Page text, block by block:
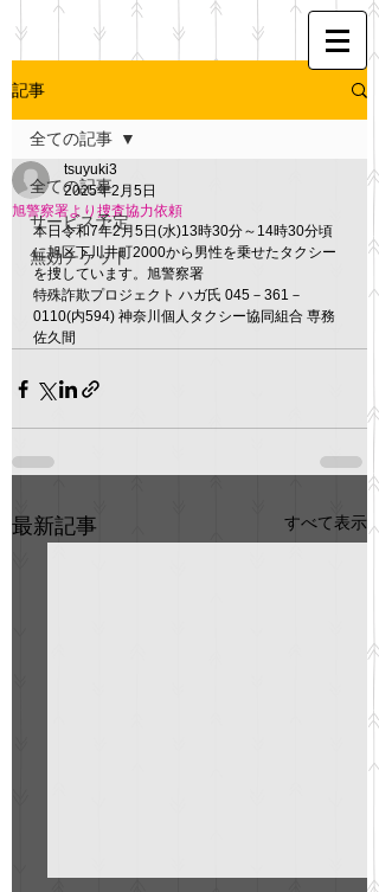
記事
全ての記事
サービス予定
無効チケット
全ての記事
旭警察署より捜査協力依頼
tsuyuki3
2025年2月5日
本日令和7年2月5日(水)13時30分～14時30分頃
に旭区下川井町2000から男性を乗せたタクシー
を捜しています。旭警察署
特殊詐欺プロジェクト ハガ氏 045－361－
0110(内594) 神奈川個人タクシー協同組合 専務
佐久間
最新記事 すべて表示